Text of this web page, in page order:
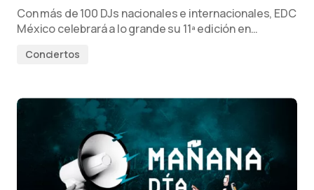
Con más de 100 DJs nacionales e internacionales, EDC
México celebrará a lo grande su 11ª edición en…
Conciertos